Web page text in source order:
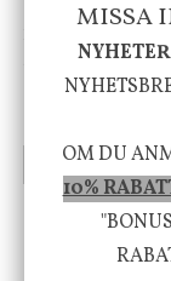
Skål, Hands
INFO KÖP
Vi vill
MISSA
OM DU
10%